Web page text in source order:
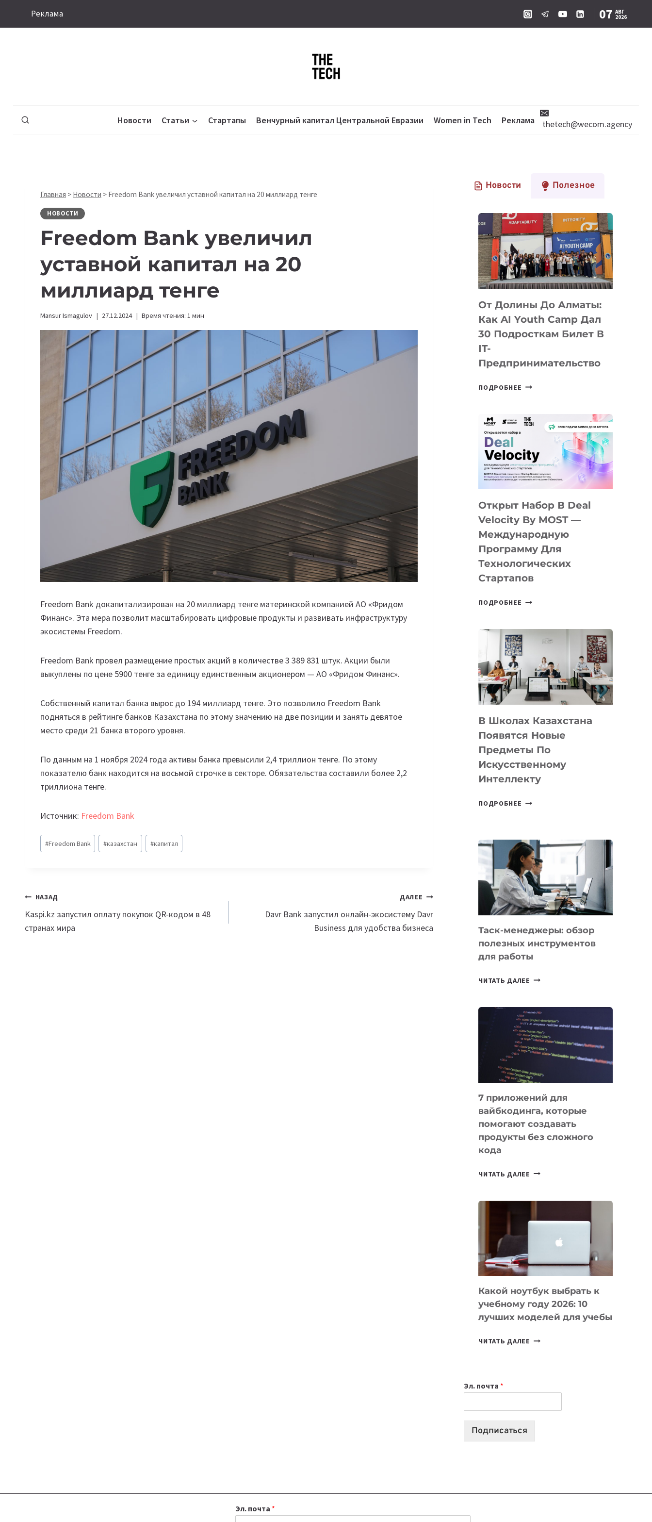
Реклама 07 АВГ
2026
Новости Статьи Стартапы Венчурный капитал Центральной Евразии Women in Tech Реклама thetech@wecom.agency
Главная > Новости > Freedom Bank увеличил уставной капитал на 20 миллиард тенге
НОВОСТИ
Freedom Bank увеличил
уставной капитал на 20
миллиард тенге
Mansur Ismagulov 27.12.2024 Время чтения: 1 мин
Freedom Bank докапитализирован на 20 миллиард тенге материнской компанией АО «Фридом
Финанс». Эта мера позволит масштабировать цифровые продукты и развивать инфраструктуру
экосистемы Freedom.
Freedom Bank провел размещение простых акций в количестве 3 389 831 штук. Акции были
выкуплены по цене 5900 тенге за единицу единственным акционером — АО «Фридом Финанс».
Собственный капитал банка вырос до 194 миллиард тенге. Это позволило Freedom Bank
подняться в рейтинге банков Казахстана по этому значению на две позиции и занять девятое
место среди 21 банка второго уровня.
По данным на 1 ноября 2024 года активы банка превысили 2,4 триллион тенге. По этому
показателю банк находится на восьмой строчке в секторе. Обязательства составили более 2,2
триллиона тенге.
Источник: Freedom Bank
Метки
записи:
#Freedom Bank #казахстан #капитал
Навигация
по
НАЗАД
Kaspi.kz запустил оплату покупок QR-кодом в 48
странах мира
ДАЛЕЕ
Davr Bank запустил онлайн-экосистему Davr
Business для удобства бизнеса
Новости Полезное
От Долины До Алматы:
Как AI Youth Camp Дал
30 Подросткам Билет В
IT-
Предпринимательство
ПОДРОБНЕЕ ОТ
АЛМАТЫ:
YOUTH
CAMP
ДАЛ
ПОДРОСТКАМ
БИЛЕТ
IT-
ПРЕДПРИНИМАТЕЛЬСТВО
Открыт Набор В Deal
Velocity By MOST —
Международную
Программу Для
Технологических
Стартапов
ПОДРОБНЕЕ ОТКРЫТ
DEAL
VELOCITY
MOST
—
МЕЖДУНАРОДНУЮ
ДЛЯ
ТЕХНОЛОГИЧЕСКИХ
СТАРТАПОВ
В Школах Казахстана
Появятся Новые
Предметы По
Искусственному
Интеллекту
ПОДРОБНЕЕ
НОВЫЕ
ПРЕДМЕТЫ
ПО
ИСКУССТВЕННОМУ
ИНТЕЛЛЕКТУ
Таск-менеджеры: обзор
полезных инструментов
для работы
ЧИТАТЬ ДАЛЕЕ ТАСК-
ПОЛЕЗНЫХ
ИНСТРУМЕНТОВ
ДЛЯ
РАБОТЫ
7 приложений для
вайбкодинга, которые
помогают создавать
продукты без сложного
кода
ЧИТАТЬ ДАЛЕЕ
КОТОРЫЕ
СОЗДАВАТЬ
БЕЗ
КОДА
Какой ноутбук выбрать к
учебному году 2026: 10
лучших моделей для учебы
ЧИТАТЬ ДАЛЕЕ КАКОЙ
2026:
10
Эл. почта *
Подписаться
Эл. почта *